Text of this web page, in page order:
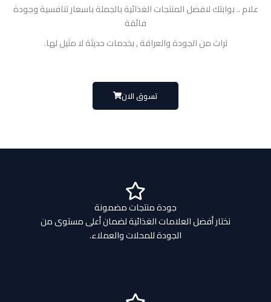
علام .. بوابتك لافضل المنتجات الغذائية بالجملة باسعار تنافسية وجودة
فائقة
تراث من الجودة والعراقة , بخدمات حديثة لا مثيل لها.
تسوق الان
جودة منتجات مضمونة
نختار أفضل العلامات الغذائية لضمان أعلى مستوى من
الجودة للمحلات والعملاء.